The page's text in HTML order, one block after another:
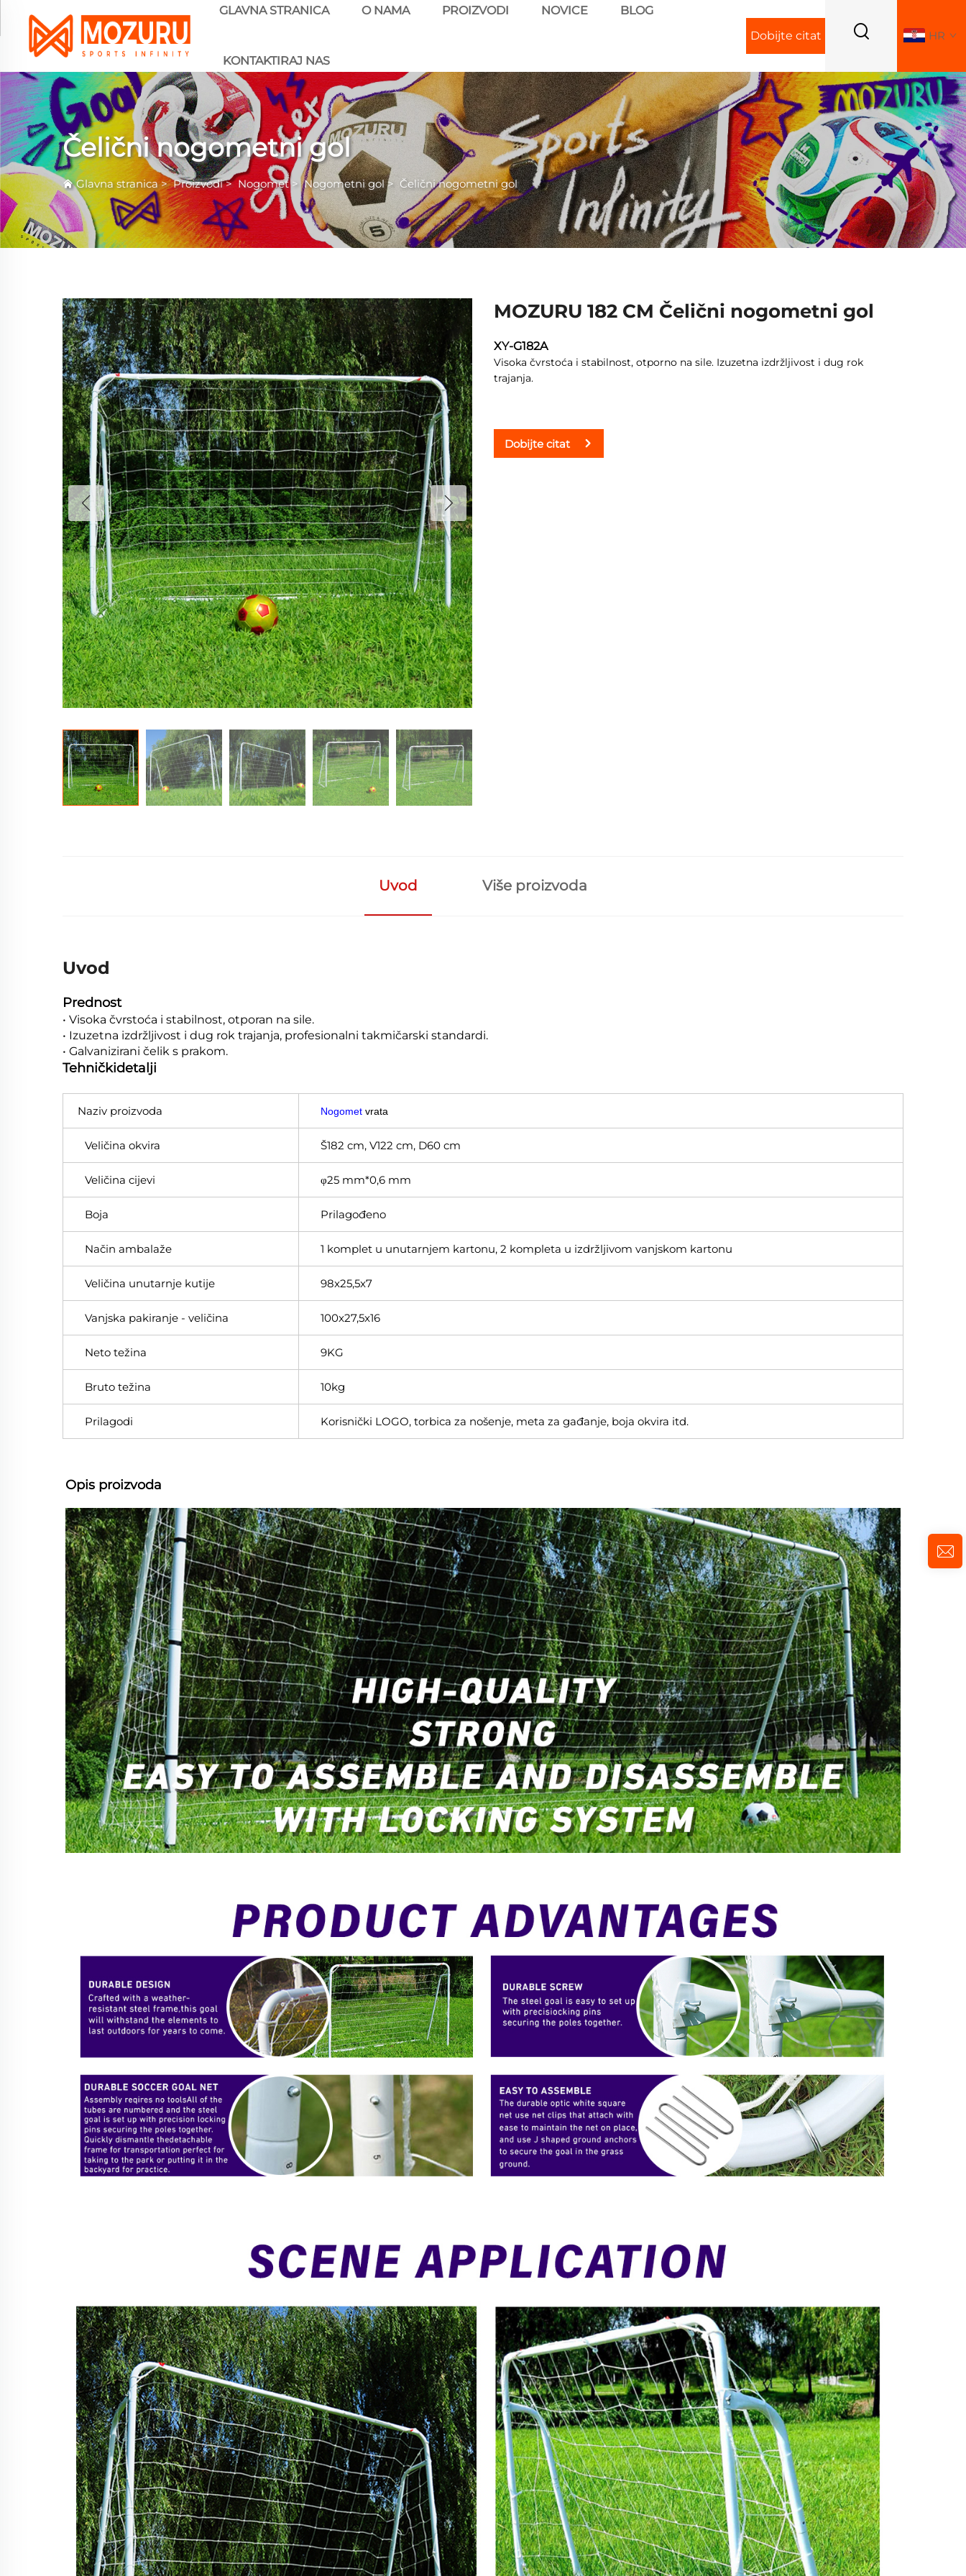
GLAVNA STRANICA O NAMA PROIZVODI NOVICE BLOG
KONTAKTIRAJ NAS
Dobijte citat HR
Čelični nogometni gol
Glavna stranica>Proizvodi>Nogomet>Nogometni gol> Čelični nogometni gol
MOZURU 182 CM Čelični nogometni gol
XY-G182A
Visoka čvrstoća i stabilnost, otporno na sile. Izuzetna izdržljivost i dug rok
trajanja.
Dobijte citat
Uvod Više proizvoda
Uvod
Prednost
• Visoka čvrstoća i stabilnost, otporan na sile.
• Izuzetna izdržljivost i dug rok trajanja, profesionalni takmičarski standardi.
• Galvanizirani čelik s prakom.
Tehničkidetalji
Naziv proizvoda Nogomet vrata
Veličina okvira Š182 cm, V122 cm, D60 cm
Veličina cijevi φ25 mm*0,6 mm
Boja Prilagođeno
Način ambalaže 1 komplet u unutarnjem kartonu, 2 kompleta u izdržljivom vanjskom kartonu
Veličina unutarnje kutije 98x25,5x7
Vanjska pakiranje - veličina 100x27,5x16
Neto težina 9KG
Bruto težina 10kg
Prilagodi Korisnički LOGO, torbica za nošenje, meta za gađanje, boja okvira itd.
Opis proizvoda